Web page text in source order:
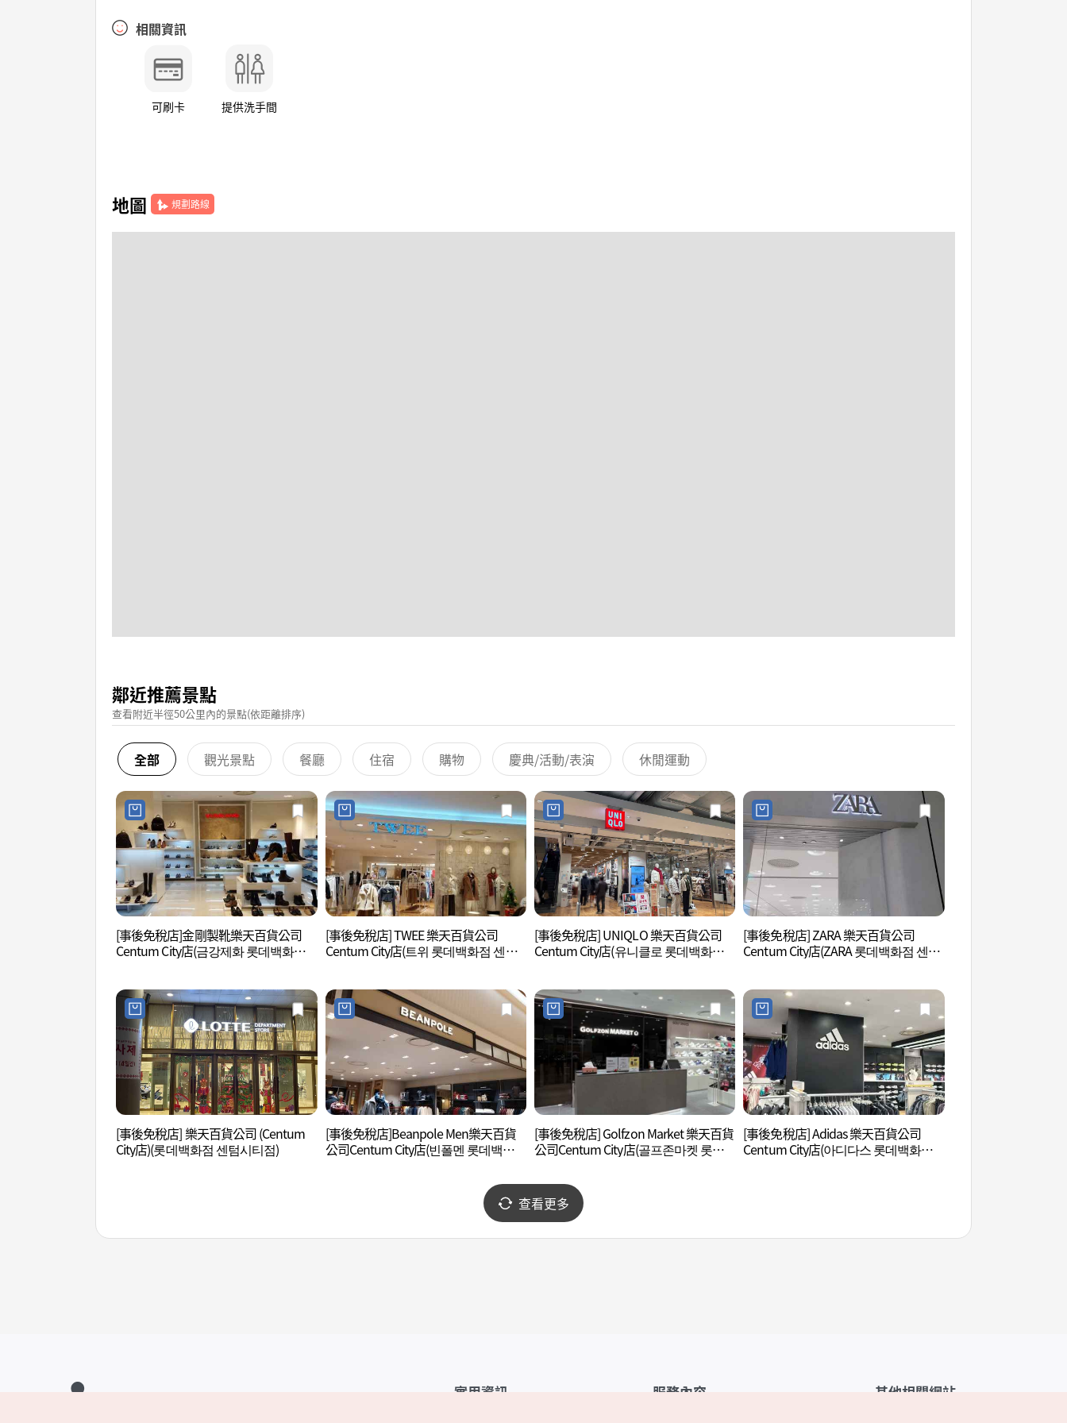
相關資訊
可刷卡 提供洗手間
地圖 規劃路線
鄰近推薦景點
查看附近半徑50公里內的景點(依距離排序)
全部 觀光景點 餐廳 住宿 購物 慶典/活動/表演 休閒運動
[事後免稅店]金剛製靴樂天百貨公司
Centum City店(금강제화 롯데백화점
[事後免稅店] TWEE 樂天百貨公司
Centum City店(트위 롯데백화점 센텀
[事後免稅店] UNIQLO 樂天百貨公司
Centum City店(유니클로 롯데백화점
[事後免稅店] ZARA 樂天百貨公司
Centum City店(ZARA 롯데백화점 센텀
[事後免稅店] 樂天百貨公司 (Centum
City店)(롯데백화점 센텀시티점)
[事後免稅店]Beanpole Men樂天百貨
公司Centum City店(빈폴멘 롯데백화
[事後免稅店] Golfzon Market 樂天百貨
公司Centum City店(골프존마켓 롯데
[事後免稅店] Adidas 樂天百貨公司
Centum City店(아디다스 롯데백화점
查看更多
實用資訊 服務內容 其他相關網站